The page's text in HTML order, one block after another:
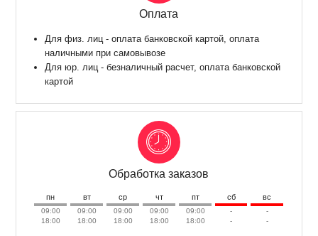
Оплата
Для физ. лиц - оплата банковской картой, оплата
наличными при самовывозе
Для юр. лиц - безналичный расчет, оплата банковской
картой
Обработка заказов
пн вт ср чт пт сб вс
09:00
18:00
09:00
18:00
09:00
18:00
09:00
18:00
09:00
18:00
-
-
-
-